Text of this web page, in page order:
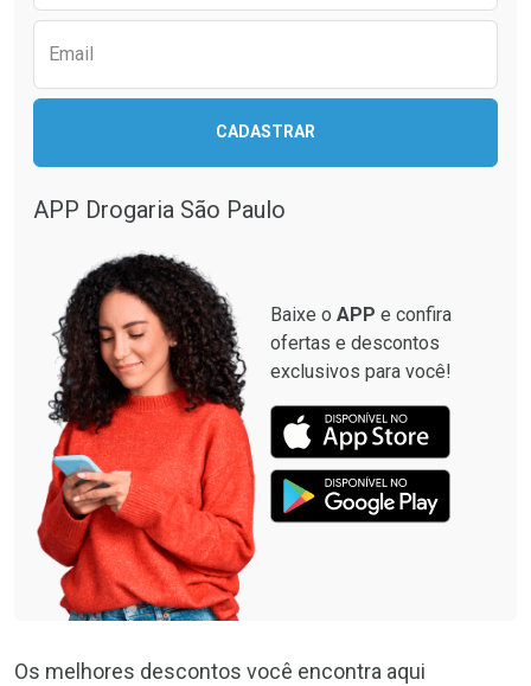
Email
CADASTRAR
APP Drogaria São Paulo
Baixe o APP e confira
ofertas e descontos
exclusivos para você!
Os melhores descontos você encontra aqui